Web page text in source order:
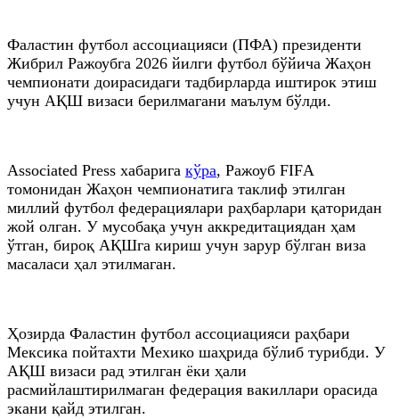
Фаластин футбол ассоциацияси (ПФА) президенти
Жибрил Ражоубга 2026 йилги футбол бўйича Жаҳон
чемпионати доирасидаги тадбирларда иштирок этиш
учун АҚШ визаси берилмагани маълум бўлди.
Associated Press хабарига кўра, Ражоуб FIFА
томонидан Жаҳон чемпионатига таклиф этилган
миллий футбол федерациялари раҳбарлари қаторидан
жой олган. У мусобақа учун аккредитациядан ҳам
ўтган, бироқ АҚШга кириш учун зарур бўлган виза
масаласи ҳал этилмаган.
Ҳозирда Фаластин футбол ассоциацияси раҳбари
Мексика пойтахти Мехико шаҳрида бўлиб турибди. У
АҚШ визаси рад этилган ёки ҳали
расмийлаштирилмаган федерация вакиллари орасида
экани қайд этилган.